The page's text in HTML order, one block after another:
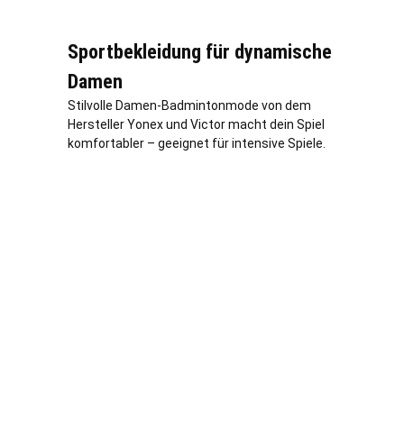
Sportbekleidung für dynamische
Damen
Stilvolle Damen-Badmintonmode von dem
Hersteller Yonex und Victor macht dein Spiel
komfortabler – geeignet für intensive Spiele.